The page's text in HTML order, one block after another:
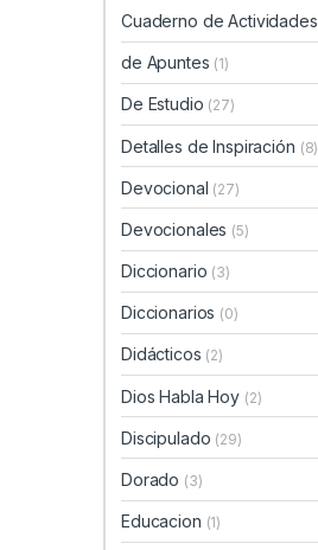
Cuaderno de Actividades
de Apuntes (1)
De Estudio (27)
Detalles de Inspiración (8)
Devocional (27)
Devocionales (5)
Diccionario (3)
Diccionarios (0)
Didácticos (2)
Dios Habla Hoy (2)
Discipulado (29)
Dorado (3)
Educacion (1)